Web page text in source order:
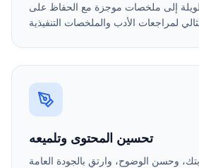
إلى ملخصات موجزة مع الحفاظ على
تحسين المحتوى وتلميعه
وحسن الوضوح، وارتقِ بالجودة العامة